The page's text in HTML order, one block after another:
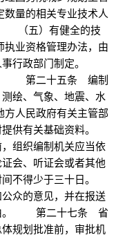
量的相关专业技术人
五）有健全的技
业资格管理办法，由
事行政部门制定。
。 第二十五条 编制
绘、气象、地震、水
人民政府有关主管部
供有关基础资料。
织编制机关应当依
会、听证会或者其他
不得少于三十日。
众的意见，并在报送
由。 第二十七条 省
规划批准前，审批机